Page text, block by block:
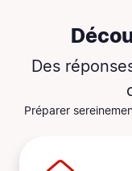
Des
Préparer